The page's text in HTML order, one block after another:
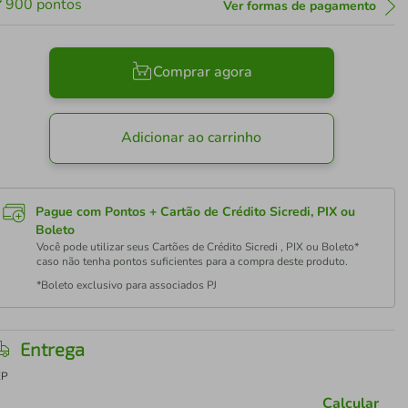
900 pontos Ver formas de pagamento
Comprar agora
Adicionar ao carrinho
Pague com Pontos + Cartão de Crédito Sicredi, PIX ou
Boleto
Você pode utilizar seus Cartões de Crédito Sicredi , PIX ou Boleto*
caso não tenha pontos suficientes para a compra deste produto.
*Boleto exclusivo para associados PJ
Entrega
Calcular